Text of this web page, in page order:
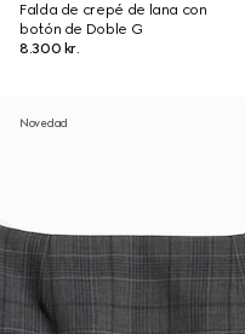
Falda de crepé de lana con
botón de Doble G
8.300 kr.
Novedad